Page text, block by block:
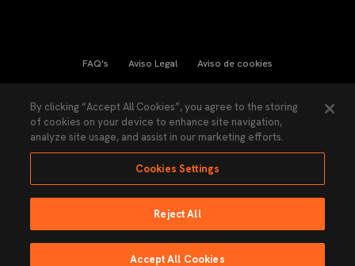
FAQ's Aviso Legal Aviso de cookies
Ley Transparencia Política de Privacidad
Accesibilidad
Ninguna parte de esta página puede ser reproducida sin el permiso del Valencia
By clicking “Accept All Cookies”, you agree to the storing
of cookies on your device to enhance site navigation,
analyze site usage, and assist in our marketing efforts.
Cookies Settings
Reject All
Accept All Cookies